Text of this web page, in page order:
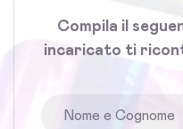
Compila il
incaricato ti